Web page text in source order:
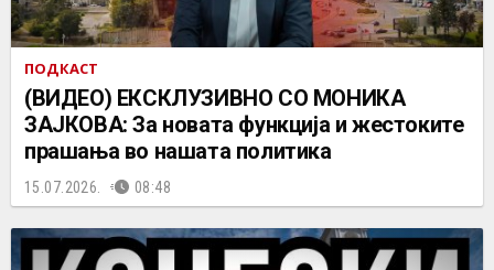
ПОДКАСТ
(ВИДЕО) ЕКСКЛУЗИВНО СО МОНИКА
ЗАЈКОВА: За новата функција и жестоките
прашања во нашата политика
15.07.2026. 08:48